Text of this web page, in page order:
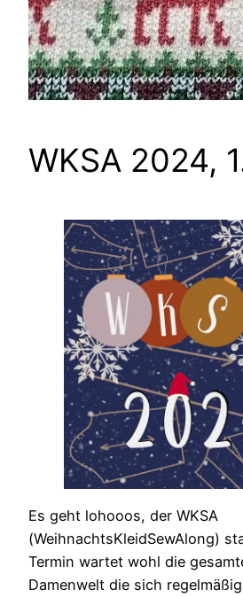
WKSA 2024,
Es geht lohooos, der WKSA
(WeihnachtsKleidSewAlong)
Termin wartet wohl die
Damenwelt die sich